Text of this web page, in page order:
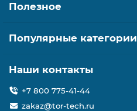
Полезное
Популярные категории
Наши контакты
+7 800 775-41-44
zakaz@tor-tech.ru